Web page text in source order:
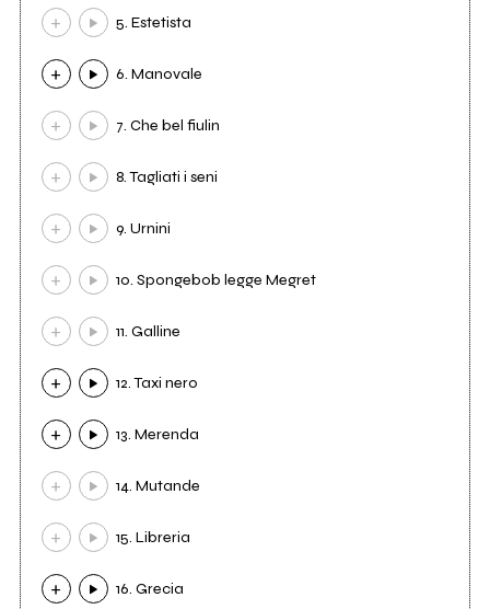
5. Estetista
6. Manovale
7. Che bel fiulin
8. Tagliati i seni
9. Urnini
10. Spongebob legge Megret
11. Galline
12. Taxi nero
13. Merenda
14. Mutande
15. Libreria
16. Grecia